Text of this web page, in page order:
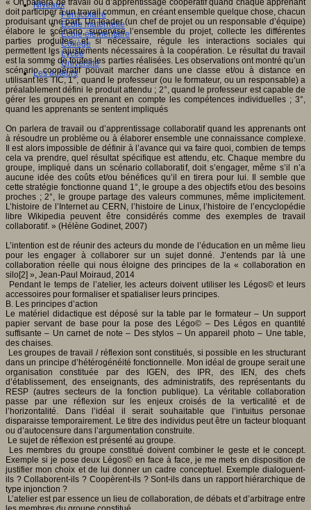
Niveaux
Périscolaire
Ecole maternelle
Ecole élémentaire
Collège
Lycée
Université
Les auteurs
« On parlera de travail ou d’apprentissage coopératif quand chaque apprenant
doit participer à un travail commun, en créant ensemble quelque chose, chacun
produisant une part. Un leader (un chef de projet ou un responsable d’équipe)
élabore le scénario, supervise l’ensemble du projet, collecte les différentes
parties produites, et si nécessaire, régule les interactions sociales qui
permettent les ajustements nécessaires à la coopération. Le résultat du travail
est la somme de toutes les parties réalisées. Les observations ont montré qu’un
scénario coopératif pouvait marcher dans une classe et/ou à distance en
utilisant les TIC, 1°, quand le professeur (ou le formateur, ou un responsable) a
préalablement défini le produit attendu ; 2°, quand le professeur est capable de
gérer les groupes en prenant en compte les compétences individuelles ; 3°,
quand les apprenants se sentent impliqués
On parlera de travail ou d’apprentissage collaboratif quand les apprenants ont
à résoudre un problème ou à élaborer ensemble une connaissance complexe.
Il est alors impossible de définir à l’avance qui va faire quoi, combien de temps
cela va prendre, quel résultat spécifique est attendu, etc. Chaque membre du
groupe, impliqué dans un scénario collaboratif, doit s’engager, même s’il n’a
aucune idée des coûts et/ou bénéfices qu’il en tirera pour lui. Il semble que
cette stratégie fonctionne quand 1°, le groupe a des objectifs et/ou des besoins
proches ; 2°, le groupe partage des valeurs communes, même implicitement.
L’histoire de l’Internet au CERN, l’histoire de Linux, l’histoire de l’encyclopédie
libre Wikipedia peuvent être considérés comme des exemples de travail
collaboratif. » (Hélène Godinet, 2007)
L’intention est de réunir des acteurs du monde de l’éducation en un même lieu
pour les engager à collaborer sur un sujet donné. J’entends par là une
collaboration réelle qui nous éloigne des principes de la « collaboration en
silo[2] », Jean-Paul Moiraud, 2014
Pendant le temps de l’atelier, les acteurs doivent utiliser les Légos© et leurs
accessoires pour formaliser et spatialiser leurs principes.
B. Les principes d’action
Le matériel didactique est déposé sur la table par le formateur – Un support
papier servant de base pour la pose des Légo© – Des Légos en quantité
suffisante – Un carnet de note – Des stylos – Un appareil photo – Une table,
des chaises.
Les groupes de travail / réflexion sont constitués, si possible en les structurant
dans un principe d’hétérogénéité fonctionnelle. Mon idéal de groupe serait une
organisation constituée par des IGEN, des IPR, des IEN, des chefs
d’établissement, des enseignants, des administratifs, des représentants du
RESP (autres secteurs de la fonction publique). La véritable collaboration
passe par une réflexion sur les enjeux croisés de la verticalité et de
l’horizontalité. Dans l’idéal il serait souhaitable que l’intuitus personae
disparaisse temporairement. Le titre des individus peut être un facteur bloquant
ou d’autocensure dans l’argumentation construite.
Le sujet de réflexion est présenté au groupe.
Les membres du groupe constitué doivent combiner le geste et le concept.
Exemple si je pose deux Légos© en face à face, je me mets en disposition de
justifier mon choix et de lui donner un cadre conceptuel. Exemple dialoguent-
ils ? Collaborent-ils ? Coopèrent-ils ? Sont-ils dans un rapport hiérarchique de
type injonction ?
L’atelier est par essence un lieu de collaboration, de débats et d’arbitrage entre